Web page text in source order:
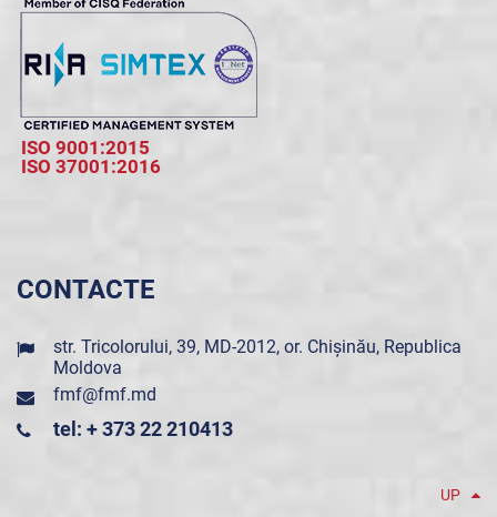
ISO 9001:2015
ISO 37001:2016
CONTACTE
str. Tricolorului, 39, MD-2012, or. Chișinău, Republica
Moldova
fmf@fmf.md
tel: + 373 22 210413
UP